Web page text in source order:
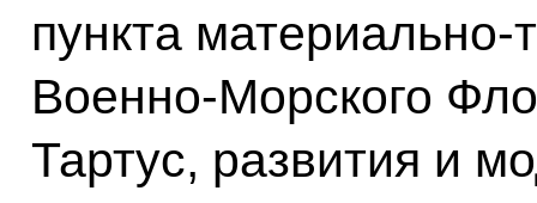
пункта материально-
Военно-Морского
Тартус, развития и